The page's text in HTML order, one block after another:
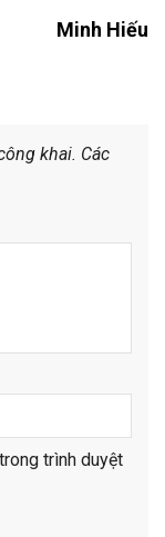
Minh Hiếu
khai. Các
trình duyệt